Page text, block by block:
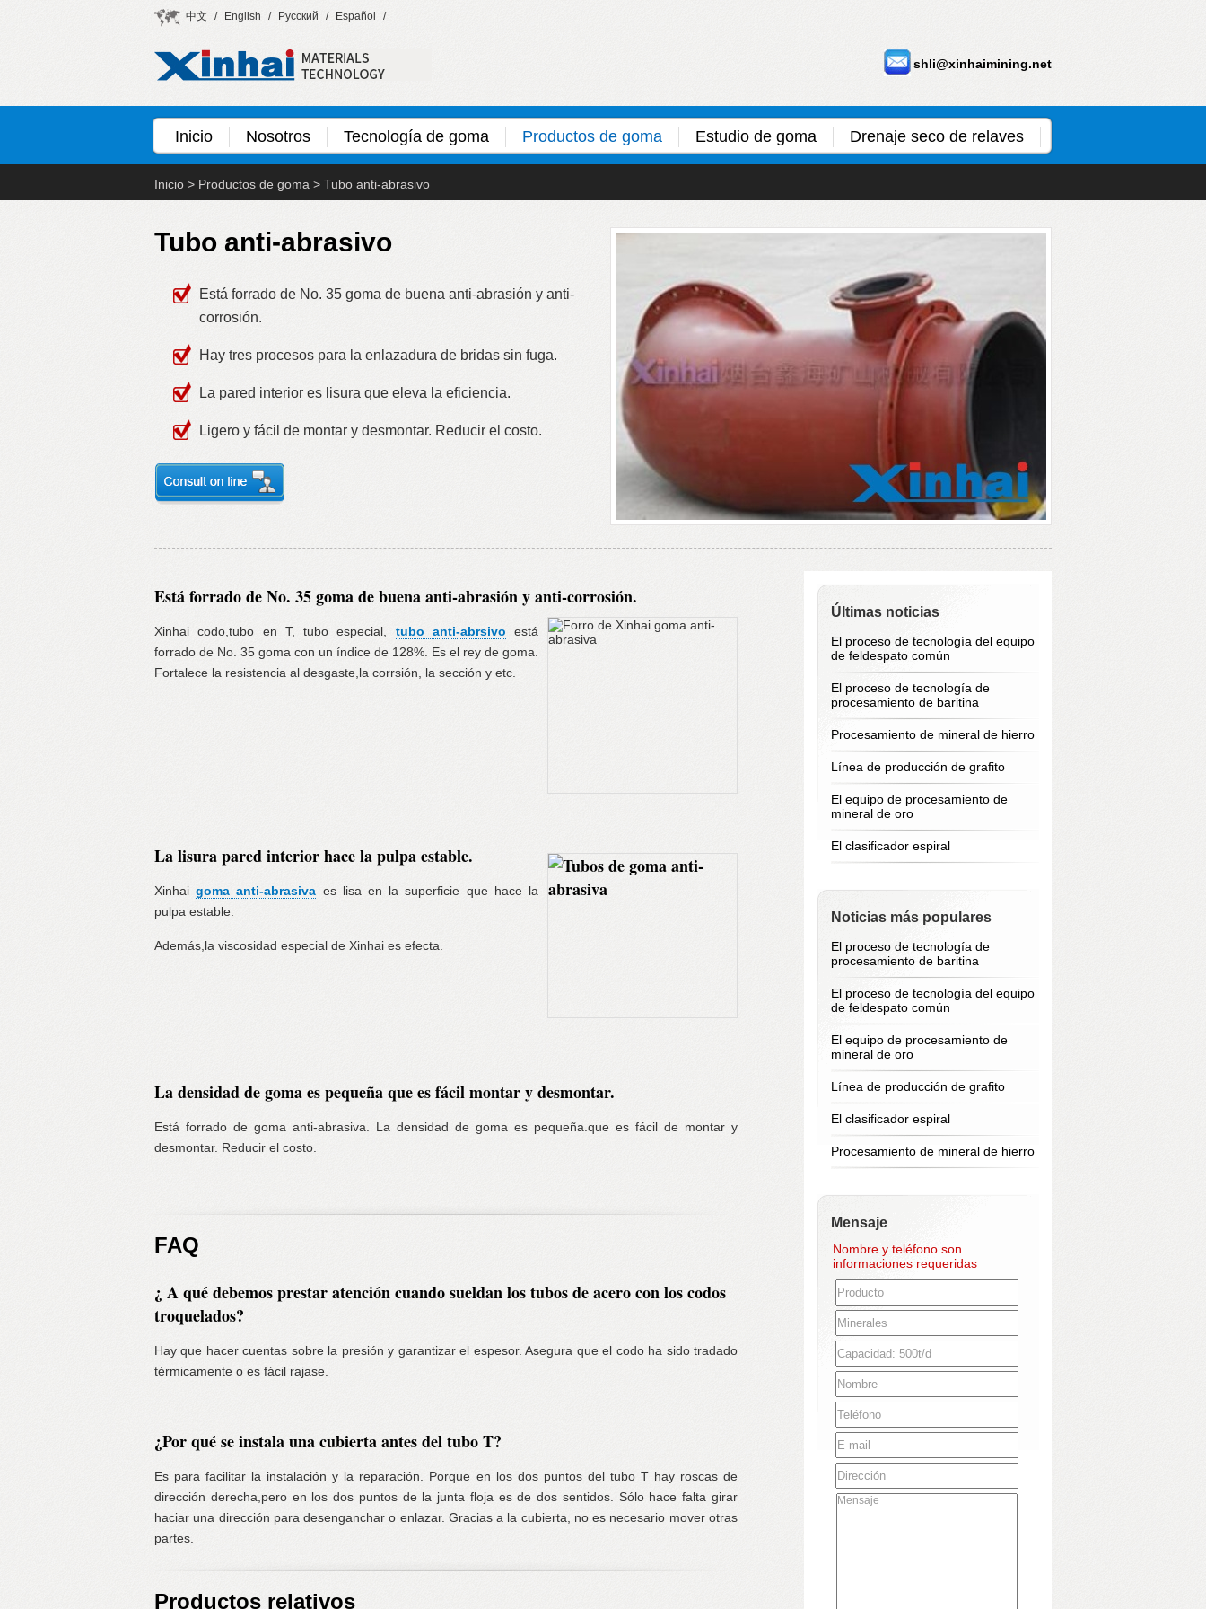
中文 / English / Русский / Español /
shli@xinhaimining.net
Inicio Nosotros Tecnología de goma Productos de goma Estudio de goma Drenaje seco de relaves
Inicio > Productos de goma > Tubo anti-abrasivo
Tubo anti-abrasivo
Está forrado de No. 35 goma de buena anti-abrasión y anti-
corrosión.
Hay tres procesos para la enlazadura de bridas sin fuga.
La pared interior es lisura que eleva la eficiencia.
Ligero y fácil de montar y desmontar. Reducir el costo.
Está forrado de No. 35 goma de buena anti-abrasión y anti-corrosión.
Xinhai codo,tubo en T, tubo especial, tubo anti-abrsivo está
forrado de No. 35 goma con un índice de 128%. Es el rey de goma.
Fortalece la resistencia al desgaste,la corrsión, la sección y etc.
La lisura pared interior hace la pulpa estable.
Xinhaigoma anti-abrasiva es lisa en la superficie que hace la
pulpa estable.
Además,la viscosidad especial de Xinhai es efecta.
La densidad de goma es pequeña que es fácil montar y desmontar.
Está forrado de goma anti-abrasiva. La densidad de goma es pequeña.que es fácil de montar y
desmontar. Reducir el costo.
FAQ
¿ A qué debemos prestar atención cuando sueldan los tubos de acero con los codos
troquelados?
Hay que hacer cuentas sobre la presión y garantizar el espesor. Asegura que el codo ha sido tradado
térmicamente o es fácil rajase.
¿Por qué se instala una cubierta antes del tubo T?
Es para facilitar la instalación y la reparación. Porque en los dos puntos del tubo T hay roscas de
dirección derecha,pero en los dos puntos de la junta floja es de dos sentidos. Sólo hace falta girar
haciar una dirección para desenganchar o enlazar. Gracias a la cubierta, no es necesario mover otras
partes.
Productos relativos
Últimas noticias
El proceso de tecnología del equipo
de feldespato común
El proceso de tecnología de
procesamiento de baritina
Procesamiento de mineral de hierro
Línea de producción de grafito
El equipo de procesamiento de
mineral de oro
El clasificador espiral
Noticias más populares
El proceso de tecnología de
procesamiento de baritina
El proceso de tecnología del equipo
de feldespato común
El equipo de procesamiento de
mineral de oro
Línea de producción de grafito
El clasificador espiral
Procesamiento de mineral de hierro
Mensaje
Nombre y teléfono son
informaciones requeridas